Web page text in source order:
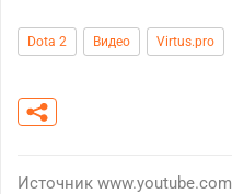
Dota 2 Видео Virtus.pro
Источник www.youtube.com